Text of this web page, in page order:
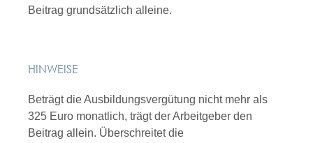
Beitrag grundsätzlich alleine.
HINWEISE
Beträgt die Ausbildungsvergütung nicht mehr als
325 Euro monatlich, trägt der Arbeitgeber den
Beitrag allein. Überschreitet die